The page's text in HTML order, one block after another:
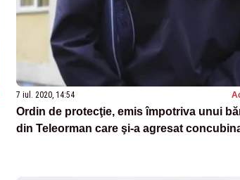
7 iul. 2020, 14:54
Ordin de protecţie, emis împotriva unui
din Teleorman care şi-a agresat